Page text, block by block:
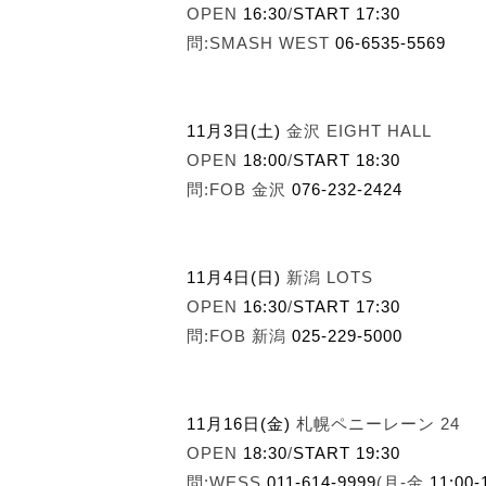
OPEN 16:30/START 17:30
問:SMASH WEST 06-6535-5569
11月3日(土) 金沢 EIGHT HALL
OPEN 18:00/START 18:30
問:FOB 金沢 076-232-2424
11月4日(日) 新潟 LOTS
OPEN 16:30/START 17:30
問:FOB 新潟 025-229-5000
11月16日(金) 札幌ペニーレーン 24
OPEN 18:30/START 19:30
問:WESS 011-614-9999(月-金 11:00-